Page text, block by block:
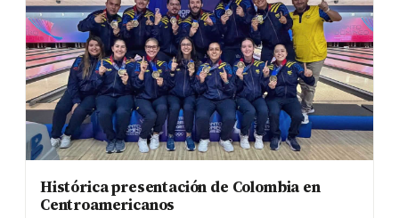
Histórica presentación de Colombia en
Centroamericanos